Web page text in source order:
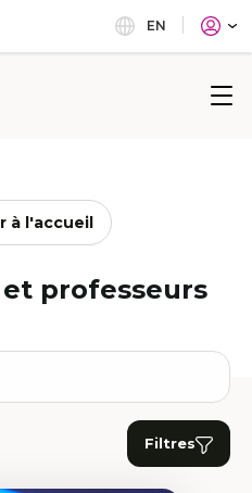
EN
à l'accueil
professeurs
Filtres